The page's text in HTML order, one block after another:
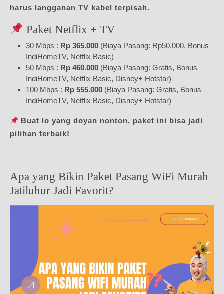
harus langganan TV kabel terpisah.
Paket Netflix + TV
30 Mbps : Rp 365.000 (Biaya Pasang: Rp50.000, Bonus
IndiHomeTV, Netflix Basic)
50 Mbps : Rp 460.000 (Biaya Pasang: Gratis, Bonus
IndiHomeTV, Netflix Basic, Disney+ Hotstar)
100 Mbps : Rp 555.000 (Biaya Pasang: Gratis, Bonus
IndiHomeTV, Netflix Basic, Disney+ Hotstar)
Buat lo yang doyan nonton, paket ini bisa jadi
pilihan terbaik!
Apa yang Bikin Paket Pasang WiFi Murah
Jatiluhur Jadi Favorit?